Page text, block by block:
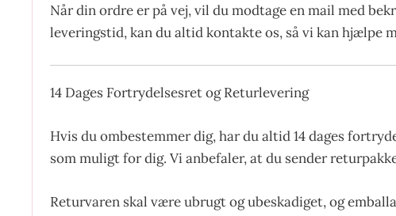
Når din ordre er på vej, vil du modtage en mail med
leveringstid, kan du altid kontakte os, så vi kan hjælpe
14 Dages Fortrydelsesret og Returlevering
Hvis du ombestemmer dig, har du altid 14 dages
som muligt for dig. Vi anbefaler, at du sender
Returvaren skal være ubrugt og ubeskadiget, og